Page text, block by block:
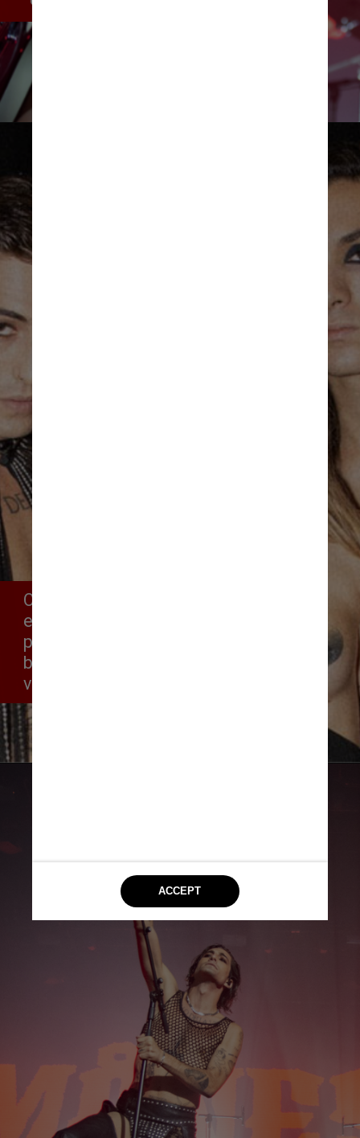
O novo álbum da banda, lançado
em janeiro, entrou no topo das
paradas em 15 países e foi
baixado mais de 800 milhões
vezes nas plataformas streaming